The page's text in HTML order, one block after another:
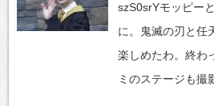
szS0srYモッピー
に。鬼滅の刃と任
楽しめたわ。終わ
ミのステージも撮